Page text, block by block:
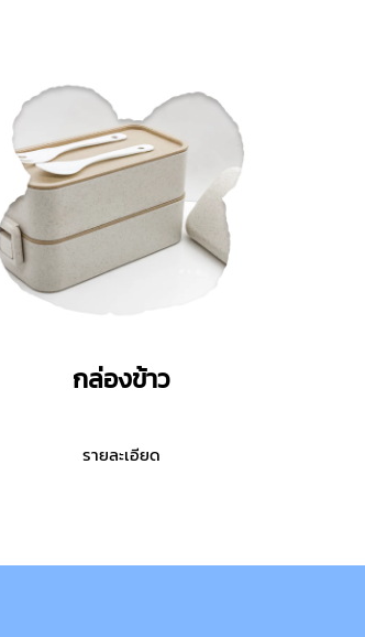
กล่องข้าว
รายละเอียด